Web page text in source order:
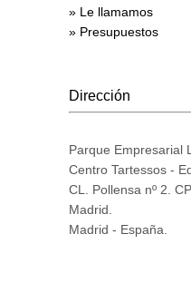
» Le llamamos
» Presupuestos
Dirección
Parque Empresarial
Centro Tartessos -
CL. Pollensa nº 2.
Madrid.
Madrid - España.